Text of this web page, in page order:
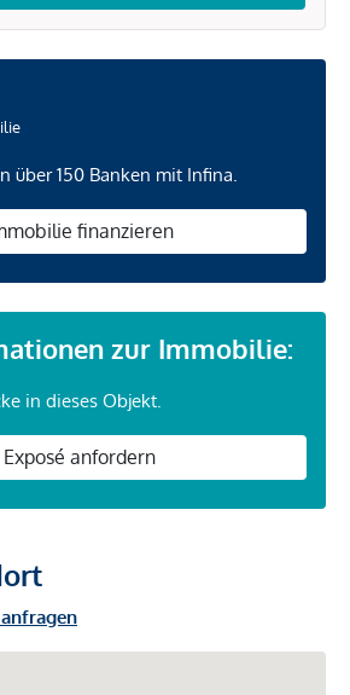
über 150 Banken mit Infina.
finanzieren
zur Immobilie:
in dieses Objekt.
Exposé anfordern